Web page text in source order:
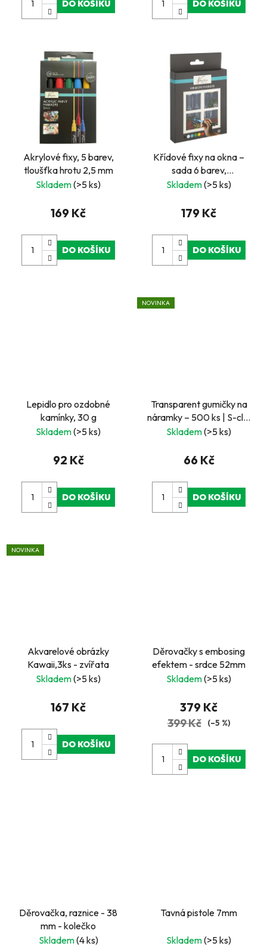
DO KOŠÍKU DO KOŠÍKU
Akrylové fixy, 5 barev,
tloušťka hrotu 2,5 mm
Skladem(>5 ks)
169 Kč
DO KOŠÍKU
Křídové fixy na okna –
sada 6 barev,
oboustranný hrot
Skladem(>5 ks)
179 Kč
DO KOŠÍKU
Lepidlo pro ozdobné
kamínky, 30 g
Skladem(>5 ks)
92 Kč
DO KOŠÍKU
NOVINKA
Transparent gumičky na
náramky – 500 ks | S-clip
spony a háček
Skladem(>5 ks)
66 Kč
DO KOŠÍKU
NOVINKA
Akvarelové obrázky
Kawaii,3ks - zvířata
Skladem(>5 ks)
167 Kč
DO KOŠÍKU
Děrovačky s embosing
efektem - srdce 52mm
Skladem(>5 ks)
379 Kč
399 Kč (–5 %)
DO KOŠÍKU
Děrovačka, raznice - 38
mm - kolečko
Skladem(4 ks)
Tavná pistole 7mm
Skladem(>5 ks)